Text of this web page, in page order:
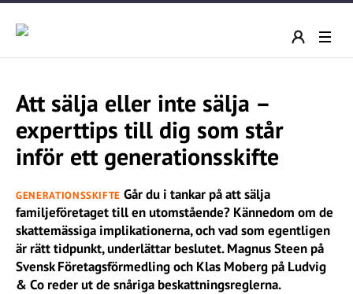
Att sälja eller inte sälja –
experttips till dig som står
inför ett generationsskifte
GENERATIONSSKIFTE Går du i tankar på att sälja
familjeföretaget till en utomstående? Kännedom om de
skattemässiga implikationerna, och vad som egentligen
är rätt tidpunkt, underlättar beslutet. Magnus Steen på
Svensk Företagsförmedling och Klas Moberg på Ludvig
& Co reder ut de snåriga beskattningsreglerna.